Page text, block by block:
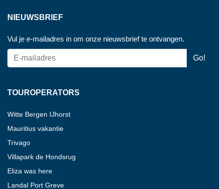
NIEUWSBRIEF
Vul je e-mailadres in om onze nieuwsbrief te ontvangen.
TOUROPERATORS
Witte Bergen IJhorst
Mauritius vakantie
Trivago
Villapark de Hondsrug
Eliza was here
Landal Port Greve